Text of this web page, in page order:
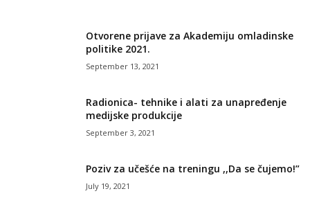
Otvorene prijave za Akademiju omladinske
politike 2021.
September 13, 2021
Radionica- tehnike i alati za unapređenje
medijske produkcije
September 3, 2021
Poziv za učešće na treningu ,,Da se čujemo!”
July 19, 2021